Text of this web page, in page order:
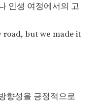
인생 여정에서의 고
but we made it
향성을 긍정적으로